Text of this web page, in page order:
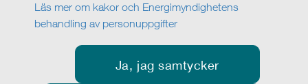
Läs mer om kakor och Energimyndighetens
behandling av personuppgifter
Ja, jag samtycker